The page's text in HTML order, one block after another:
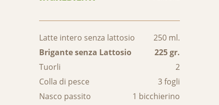
Latte intero senza lattosio
250 ml.
Brigante senza Lattosio
225 gr.
Tuorli
2
Colla di pesce
3 fogli
Nasco passito
1 bicchierino